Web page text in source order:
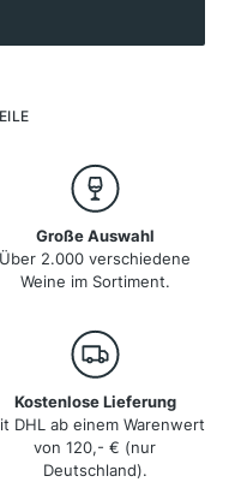
Argentinien
argentinischen
die typische Frische
mit sich bringt.
Große Auswahl
Über 2.000 verschiedene
Weine im Sortiment.
Kostenlose Lieferung
DHL ab einem Warenwert
von 120,- € (nur
Deutschland).